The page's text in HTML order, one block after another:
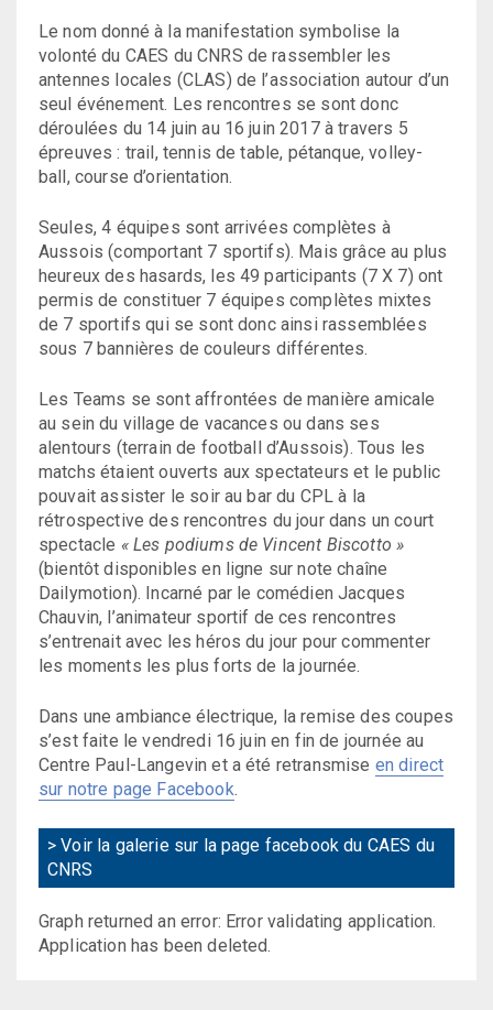
Le nom donné à la manifestation symbolise la
volonté du CAES du CNRS de rassembler les
antennes locales (CLAS) de l’association autour d’un
seul événement. Les rencontres se sont donc
déroulées du 14 juin au 16 juin 2017 à travers 5
épreuves : trail, tennis de table, pétanque, volley-
ball, course d’orientation.
Seules, 4 équipes sont arrivées complètes à
Aussois (comportant 7 sportifs). Mais grâce au plus
heureux des hasards, les 49 participants (7 X 7) ont
permis de constituer 7 équipes complètes mixtes
de 7 sportifs qui se sont donc ainsi rassemblées
sous 7 bannières de couleurs différentes.
Les Teams se sont affrontées de manière amicale
au sein du village de vacances ou dans ses
alentours (terrain de football d’Aussois). Tous les
matchs étaient ouverts aux spectateurs et le public
pouvait assister le soir au bar du CPL à la
rétrospective des rencontres du jour dans un court
spectacle « Les podiums de Vincent Biscotto »
(bientôt disponibles en ligne sur note chaîne
Dailymotion). Incarné par le comédien Jacques
Chauvin, l’animateur sportif de ces rencontres
s’entrenait avec les héros du jour pour commenter
les moments les plus forts de la journée.
Dans une ambiance électrique, la remise des coupes
s’est faite le vendredi 16 juin en fin de journée au
Centre Paul-Langevin et a été retransmise en direct
sur notre page Facebook.
> Voir la galerie sur la page facebook du CAES du
CNRS
Graph returned an error: Error validating application.
Application has been deleted.